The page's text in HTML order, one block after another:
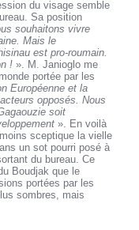
du visage semble
Sa position
souhaitons vivre
Mais le
est pro-roumain.
! ». M. Janioglo me
portée par les
Européenne et la
opposés. Nous
soit
». En voilà
sceptique la vielle
un sot pourri posé à
du bureau. Ce
Boudjak que le
portées par les
sombres, mais